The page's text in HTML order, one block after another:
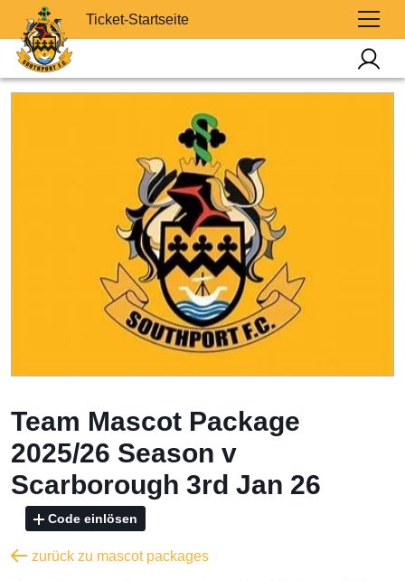
Ticket-Startseite
Team Mascot Package
2025/26 Season v
Scarborough 3rd Jan 26
Code einlösen
zurück zu mascot packages